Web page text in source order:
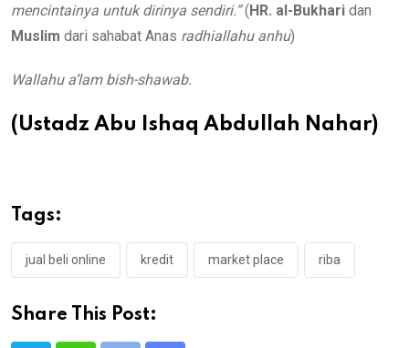
mencintainya untuk dirinya sendiri.”(HR. al-Bukhari dan
Muslim dari sahabat Anas radhiallahu anhu)
Wallahu a’lam bish-shawab.
(Ustadz Abu Ishaq Abdullah Nahar)
Tags:
jual beli online kredit market place riba
Share This Post: